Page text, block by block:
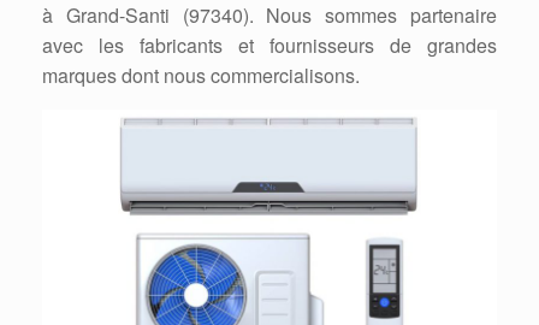
à Grand-Santi (97340). Nous sommes partenaire
avec les fabricants et fournisseurs de grandes
marques dont nous commercialisons.